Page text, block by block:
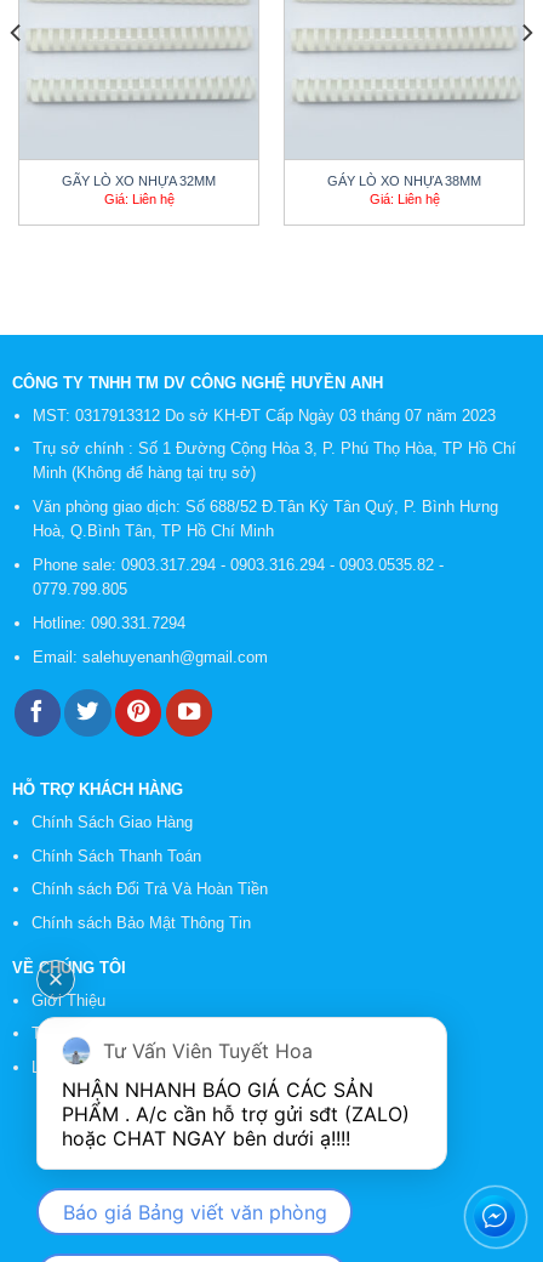
GÃY LÒ XO NHỰA 32MM
Giá: Liên hệ
GÁY LÒ XO NHỰA 38MM
Giá: Liên hệ
CÔNG TY TNHH TM DV CÔNG NGHỆ HUYỀN ANH
MST: 0317913312 Do sở KH-ĐT Cấp Ngày 03 tháng 07 năm 2023
Trụ sở chính : Số 1 Đường Cộng Hòa 3, P. Phú Thọ Hòa, TP Hồ Chí
Minh (Không để hàng tại trụ sở)
Văn phòng giao dịch: Số 688/52 Đ.Tân Kỳ Tân Quý, P. Bình Hưng
Hoà, Q.Bình Tân, TP Hồ Chí Minh
Phone sale: 0903.317.294 - 0903.316.294 - 0903.0535.82 -
0779.799.805
Hotline: 090.331.7294
Email: salehuyenanh@gmail.com
HỖ TRỢ KHÁCH HÀNG
Chính Sách Giao Hàng
Chính Sách Thanh Toán
Chính sách Đổi Trả Và Hoàn Tiền
Chính sách Bảo Mật Thông Tin
VỀ CHÚNG TÔI
Giới Thiệu
Tin Tức
Liên Hệ
Tư Vấn Viên Tuyết Hoa
NHẬN NHANH BÁO GIÁ CÁC SẢN
PHẨM . A/c cần hỗ trợ gửi sđt (ZALO)
Báo giá Bảng viết văn phòng